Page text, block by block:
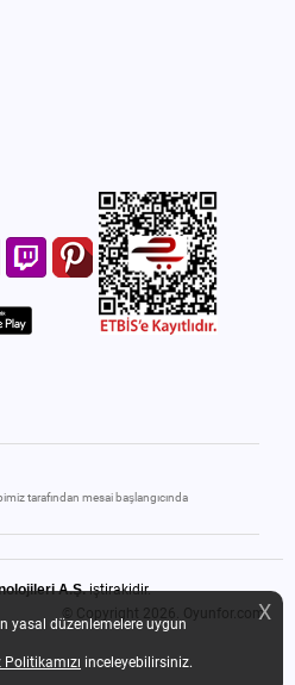
X
yasal düzenlemelere uygun
inceleyebilirsiniz.
tarafından mesai başlangıcında
A.Ş.iştirakidir.
© Copyright 2026. Oyunfor.com